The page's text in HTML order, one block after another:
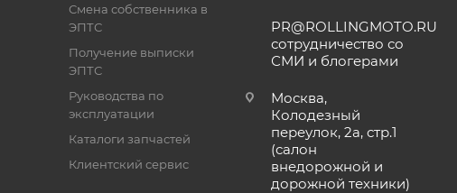
Смена собственника в
ЭПТС
Получение выписки
ЭПТС
Руководства по
эксплуатации
Каталоги запчастей
Клиентский сервис
PR@ROLLINGMOTO.RU
сотрудничество со
СМИ и блогерами
Москва,
Колодезный
переулок, 2а, стр.1
(салон
внедорожной и
дорожной техники)